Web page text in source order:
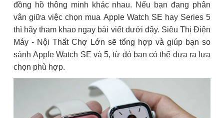
đồng hồ thông minh khác nhau. Nếu bạn đang phân
vân giữa việc chọn mua Apple Watch SE hay Series 5
thì hãy tham khao ngay bài viết dưới đây. Siêu Thị Điện
Máy - Nội Thất Chợ Lớn sẽ tổng hợp và giúp bạn so
sánh Apple Watch SE và 5, từ đó bạn có thể đưa ra lựa
chọn phù hợp.